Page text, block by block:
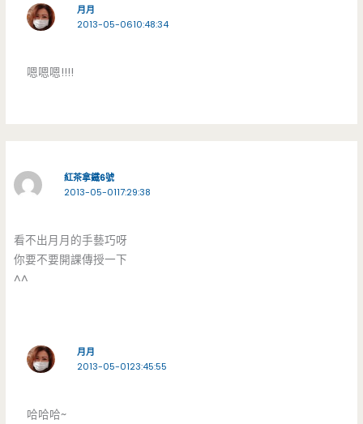
月月
2013-05-0610:48:34
嗯嗯嗯!!!!
紅茶拿鐵6號
2013-05-0117:29:38
看不出月月的手藝巧呀
你要不要開課傳授一下
^^
月月
2013-05-0123:45:55
哈哈哈~